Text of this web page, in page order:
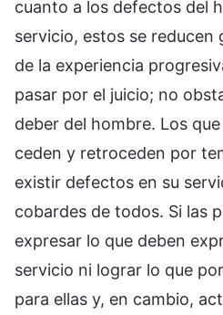
cuanto a los defectos del
servicio, estos se reducen
de la experiencia
pasar por el juicio; no
deber del hombre. Los
ceden y retroceden por
existir defectos en su
cobardes de todos. Si las
expresar lo que deben
servicio ni lograr lo que
para ellas y, en cambio,